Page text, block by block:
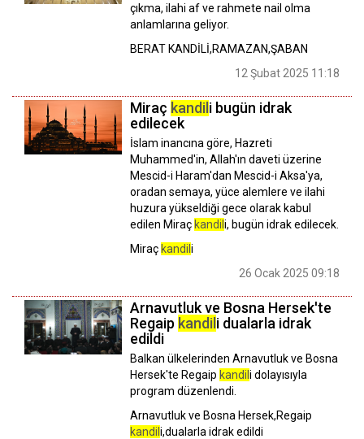
çıkma, ilahi af ve rahmete nail olma
anlamlarına geliyor.
BERAT KANDİLİ,RAMAZAN,ŞABAN
12 Şubat 2025 11:18
Miraç kandil i bugün idrak
edilecek
İslam inancına göre, Hazreti
Muhammed'in, Allah'ın daveti üzerine
Mescid-i Haram'dan Mescid-i Aksa'ya,
oradan semaya, yüce alemlere ve ilahi
huzura yükseldiği gece olarak kabul
edilen Miraç kandil i, bugün idrak edilecek.
Miraç kandil i
26 Ocak 2025 09:18
Arnavutluk ve Bosna Hersek'te
Regaip kandil i dualarla idrak
edildi
Balkan ülkelerinden Arnavutluk ve Bosna
Hersek'te Regaip kandil i dolayısıyla
program düzenlendi.
Arnavutluk ve Bosna Hersek,Regaip
kandil i,dualarla idrak edildi